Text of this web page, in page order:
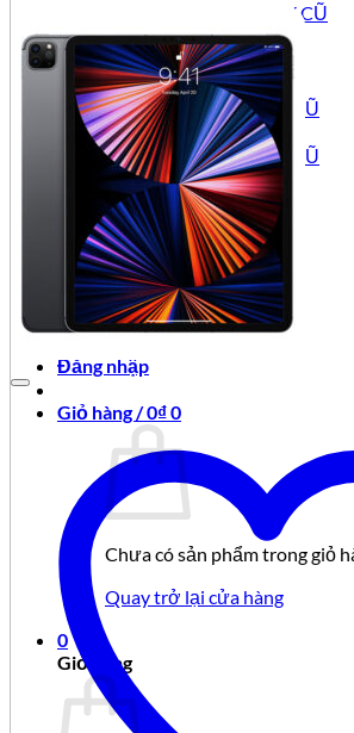
IPHONE XS MAX CŨ
IPHONE XS CŨ
IPHONE XR CŨ
IPHONE X CŨ
IPHONE 8 PLUS CŨ
IPHONE 8 CŨ
IPHONE 7 PLUS CŨ
IPHONE 7 CŨ
IPAD CŨ
IPAD PRO CŨ
IPAD AIR CŨ
IPAD MINI CŨ
APPLE IPAD CŨ
TIN TỨC
Đăng nhập
Giỏ hàng /0₫0
Chưa có sản phẩm trong giỏ
Quay trở lại cửa hàng
0
Giỏ hàng